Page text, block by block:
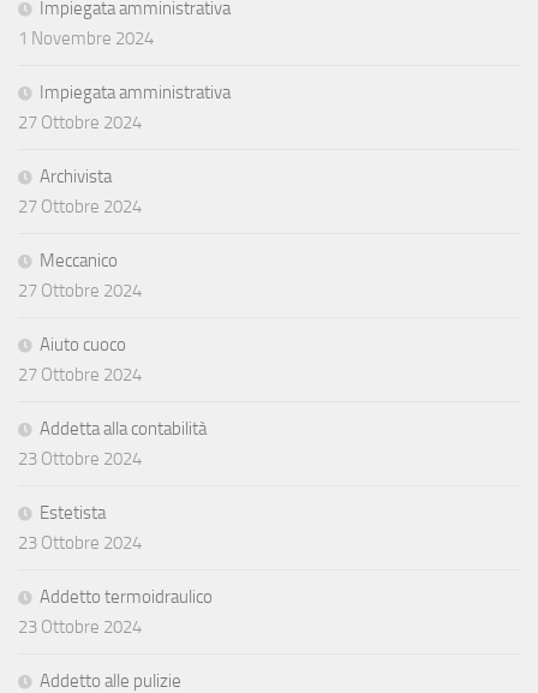
Impiegata amministrativa
1 Novembre 2024
Impiegata amministrativa
27 Ottobre 2024
Archivista
27 Ottobre 2024
Meccanico
27 Ottobre 2024
Aiuto cuoco
27 Ottobre 2024
Addetta alla contabilità
23 Ottobre 2024
Estetista
23 Ottobre 2024
Addetto termoidraulico
23 Ottobre 2024
Addetto alle pulizie